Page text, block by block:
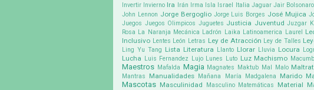
Invertir Invierno Ira Irán Irma Isla Israel Italia Jaguar Jair Bolsonaro
John Lennon Jorge Bergoglio Jorge Luis Borges José Mujica
Juegos Juegos Olimpicos Juguetes Justicia Juventud Juzgar
Rosa La Naranja Mecánica Ladrón Laika Latinoamerica Laurel
Inclusivo Lentes León Letras Ley de Atracción Ley de Talles
Ling Yu Tang Lista Literatura Llanto Llorar Lluvia Locura
Lucha Luis Fernandez Lujo Lunes Luto Luz Machismo
Maestros Mafalda Magia Magnates Maktub Mal Malo
Mantras
Manualidades Mañana María Madgalena Marido
Mascotas Masculinidad Masculino Matemáticas Material